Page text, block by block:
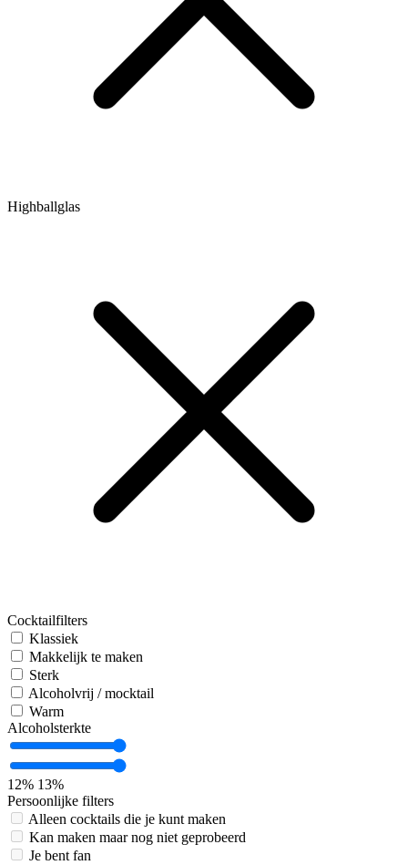
Highballglas
Cocktailfilters
Klassiek
Makkelijk te maken
Sterk
Alcoholvrij / mocktail
Warm
Alcoholsterkte
12% 13%
Persoonlijke filters
Alleen cocktails die je kunt maken
Kan maken maar nog niet geprobeerd
Je bent fan